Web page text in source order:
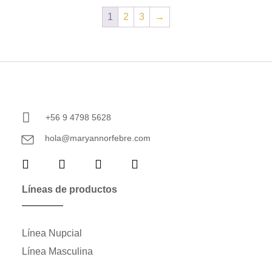
1 2 3 →
+56 9 4798 5628
hola@maryannorfebre.com
Líneas de productos
Línea Nupcial
Línea Masculina